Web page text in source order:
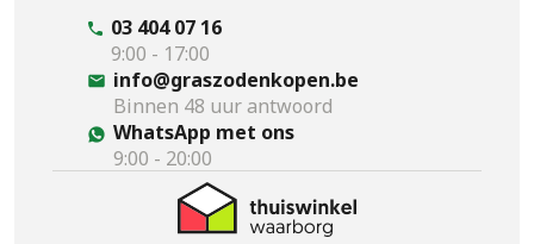
03 404 07 16
9:00 - 17:00
info@graszodenkopen.be
Binnen 48 uur antwoord
WhatsApp met ons
9:00 - 20:00